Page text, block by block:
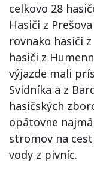
celkovo 28
Hasiči z
rovnako hasiči
hasiči z
výjazde mali
Svidníka a z
hasičských
opätovne
stromov na
vody z pivníc.